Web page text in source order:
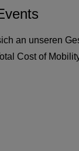
an unseren
Cost of